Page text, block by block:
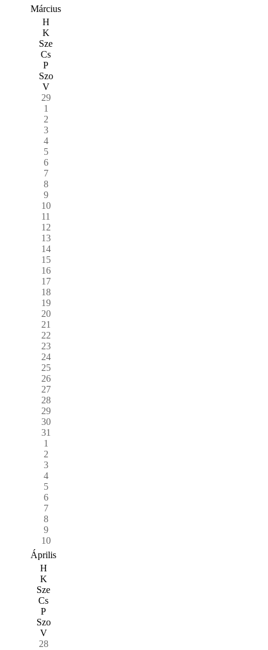
Március
H
K
Sze
Cs
P
Szo
V
29
1
2
3
4
5
6
7
8
9
10
11
12
13
14
15
16
17
18
19
20
21
22
23
24
25
26
27
28
29
30
31
1
2
3
4
5
6
7
8
9
10
Április
H
K
Sze
Cs
P
Szo
V
28